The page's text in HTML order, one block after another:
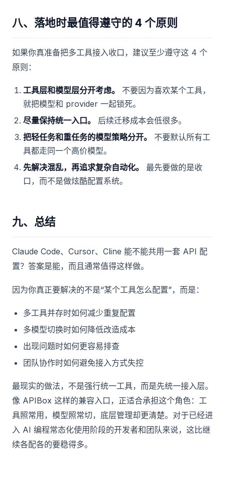
八、落地时最值得遵守的 4 个原则
如果你真准备把多工具接入收口，建议至少遵守这 4 个
原则：
工具层和模型层分开考虑。
不要因为喜欢某个工具，
就把模型和 provider 一起锁死。
尽量保持统一入口。
后续迁移成本会低很多。
把轻任务和重任务的模型策略分开。
不要默认所有工
具都走同一个高价模型。
先解决混乱，再追求复杂自动化。
最先要做的是收
口，而不是做炫酷配置系统。
九、总结
Claude Code、Cursor、Cline 能不能共用一套 API 配
置？答案是能，而且通常值得这样做。
因为你真正要解决的不是“某个工具怎么配置”，而是：
多工具并存时如何减少重复配置
多模型切换时如何降低改造成本
出现问题时如何更容易排查
团队协作时如何避免接入方式失控
最现实的做法，不是强行统一工具，而是先统一接入层。
像 APIBox 这样的兼容入口，正适合承担这个角色：工
具照常用，模型照常切，底层管理却更清楚。对于已经进
入 AI 编程常态化使用阶段的开发者和团队来说，这比继
续各配各的要稳得多。